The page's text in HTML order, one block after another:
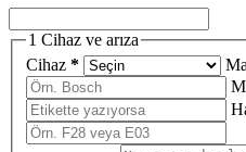
1 Cihaz ve arıza
Cihaz *